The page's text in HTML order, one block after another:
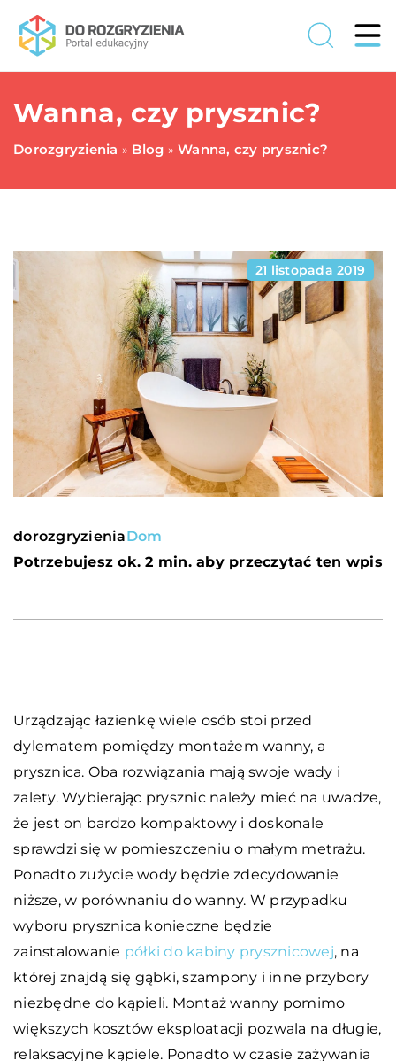
Wanna, czy prysznic?
Dorozgryzienia » Blog » Wanna, czy prysznic?
21 listopada 2019
dorozgryzieniaDom
Potrzebujesz ok. 2 min. aby przeczytać ten wpis
Urządzając łazienkę wiele osób stoi przed
dylematem pomiędzy montażem wanny, a
prysznica. Oba rozwiązania mają swoje wady i
zalety. Wybierając prysznic należy mieć na uwadze,
że jest on bardzo kompaktowy i doskonale
sprawdzi się w pomieszczeniu o małym metrażu.
Ponadto zużycie wody będzie zdecydowanie
niższe, w porównaniu do wanny. W przypadku
wyboru prysznica konieczne będzie
zainstalowanie półki do kabiny prysznicowej, na
której znajdą się gąbki, szampony i inne przybory
niezbędne do kąpieli. Montaż wanny pomimo
większych kosztów eksploatacji pozwala na długie,
relaksacyjne kąpiele. Ponadto w czasie zażywania